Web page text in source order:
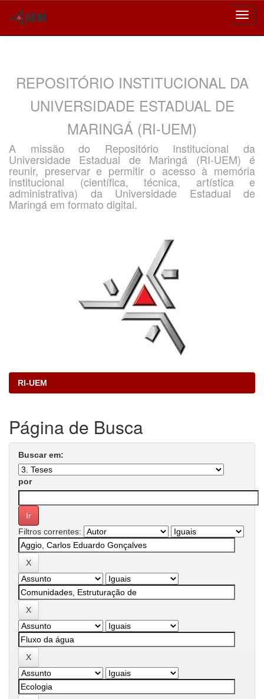
REPOSITÓRIO INSTITUCIONAL DA
UNIVERSIDADE ESTADUAL DE
MARINGÁ (RI-UEM)
A missão do Repositório Institucional da
Universidade Estadual de Maringá (RI-UEM) é
reunir, preservar e permitir o acesso à memória
institucional (científica, técnica, artística e
administrativa) da Universidade Estadual de
Maringá em formato digital.
RI-UEM
Página de Busca
Buscar em:
por
Filtros correntes: